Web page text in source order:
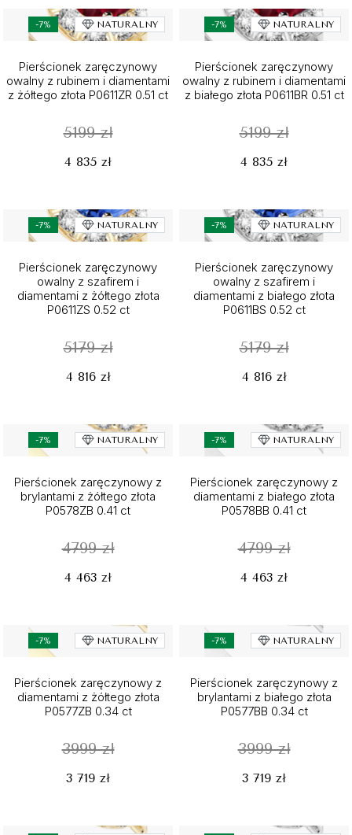
-7% NATURALNY
Pierścionek zaręczynowy
owalny z rubinem i diamentami
z żółtego złota P0611ZR 0.51 ct
5199 zł
4 835 zł
-7% NATURALNY
Pierścionek zaręczynowy
owalny z rubinem i diamentami
z białego złota P0611BR 0.51 ct
5199 zł
4 835 zł
-7% NATURALNY
Pierścionek zaręczynowy
owalny z szafirem i
diamentami z żółtego złota
P0611ZS 0.52 ct
5179 zł
4 816 zł
-7% NATURALNY
Pierścionek zaręczynowy
owalny z szafirem i
diamentami z białego złota
P0611BS 0.52 ct
5179 zł
4 816 zł
-7% NATURALNY
Pierścionek zaręczynowy z
brylantami z żółtego złota
P0578ZB 0.41 ct
4799 zł
4 463 zł
-7% NATURALNY
Pierścionek zaręczynowy z
diamentami z białego złota
P0578BB 0.41 ct
4799 zł
4 463 zł
-7% NATURALNY
Pierścionek zaręczynowy z
diamentami z żółtego złota
P0577ZB 0.34 ct
3999 zł
3 719 zł
-7% NATURALNY
Pierścionek zaręczynowy z
brylantami z białego złota
P0577BB 0.34 ct
3999 zł
3 719 zł